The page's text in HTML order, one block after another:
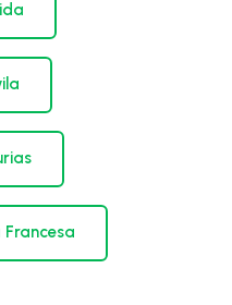
Francesa